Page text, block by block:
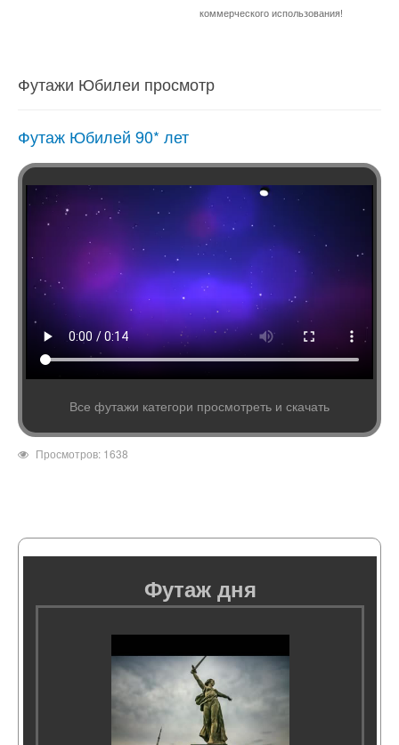
коммерческого использования!
Футажи Юбилеи просмотр
Футаж Юбилей 90* лет
Все футажи категори просмотреть и скачать
Просмотров: 1638
Футаж дня